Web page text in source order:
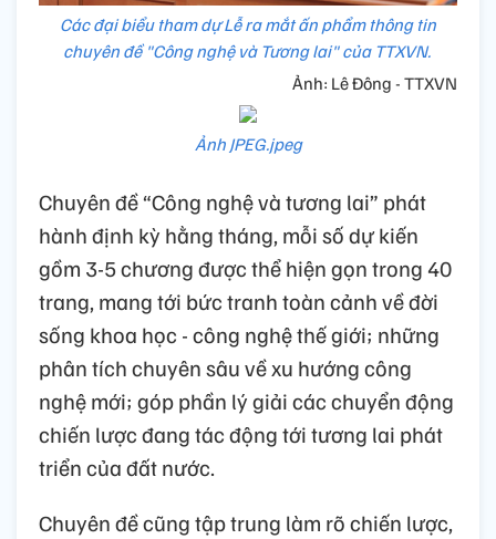
Các đại biểu tham dự Lễ ra mắt ấn phẩm thông tin
chuyên đề "Công nghệ và Tương lai" của TTXVN.
Ảnh: Lê Đông - TTXVN
Ảnh JPEG.jpeg
Chuyên đề “Công nghệ và tương lai” phát
hành định kỳ hằng tháng, mỗi số dự kiến
gồm 3-5 chương được thể hiện gọn trong 40
trang, mang tới bức tranh toàn cảnh về đời
sống khoa học - công nghệ thế giới; những
phân tích chuyên sâu về xu hướng công
nghệ mới; góp phần lý giải các chuyển động
chiến lược đang tác động tới tương lai phát
triển của đất nước.
Chuyên đề cũng tập trung làm rõ chiến lược,